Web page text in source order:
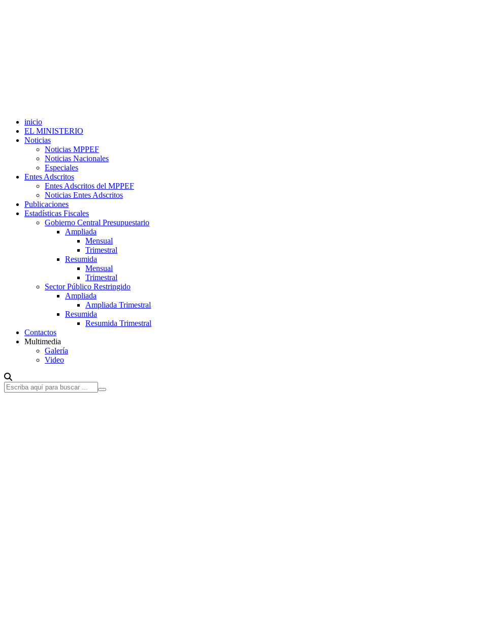
inicio
EL MINISTERIO
Noticias
Noticias MPPEF
Noticias Nacionales
Especiales
Entes Adscritos
Entes Adscritos del MPPEF
Noticias Entes Adscritos
Publicaciones
Estadísticas Fiscales
Gobierno Central Presupuestario
Ampliada
Mensual
Trimestral
Resumida
Mensual
Trimestral
Sector Público Restringido
Ampliada
Ampliada Trimestral
Resumida
Resumida Trimestral
Contactos
Multimedia
Galería
Video